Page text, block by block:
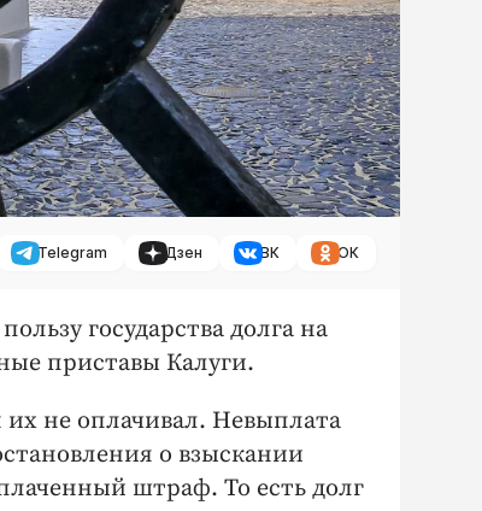
Telegram Дзен ВК ОК
государства долга на
приставы Калуги.
не оплачивал. Невыплата
о взыскании
штраф. То есть долг